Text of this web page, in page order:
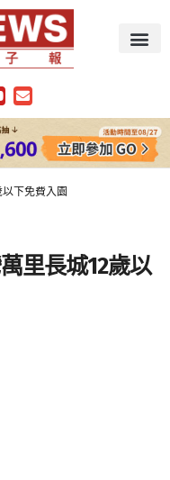
下免費入園
里長城12歲以